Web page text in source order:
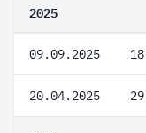
2025
09.09.2025
20.04.2025